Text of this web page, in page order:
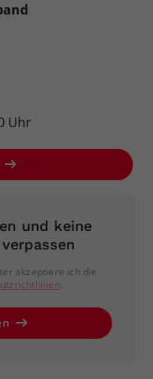
Uhr
und keine
akzeptiere ich die
.